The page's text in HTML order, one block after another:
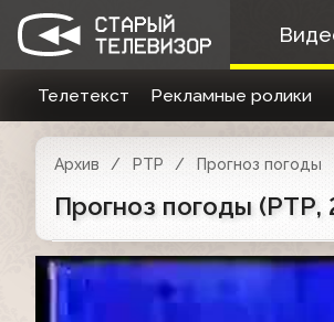
Телетекст Рекламные ролики
Архив РТР Прогноз погоды
Прогноз погоды (РТР,